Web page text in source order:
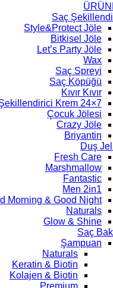
Saç
Style&Protect Jöle
Bitkisel Jöle
Let’s Party Jöle
Wax
Saç Spreyi
Saç Köpüğü
Kıvır Kıvır
7×24 Şekillendirici Krem
Çocuk Jölesi
Crazy Jöle
Briyantin
Duş
Fresh Care
Marshmallow
Fantastic
Men 2in1
Morning & Good Night
Naturals
Glow & Shine
Saç
Şampuan
Naturals
Keratin & Biotin
Kolajen & Biotin